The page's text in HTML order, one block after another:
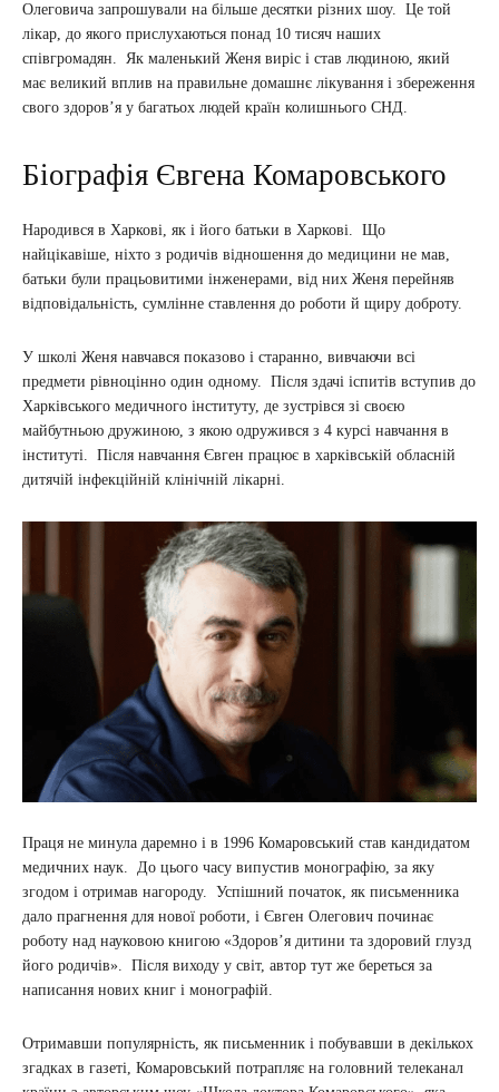
Олеговича запрошували на більше десятки різних шоу. Це той
лікар, до якого прислухаються понад 10 тисяч наших
співгромадян. Як маленький Женя виріс і став людиною, який
має великий вплив на правильне домашнє лікування і збереження
свого здоров’я у багатьох людей країн колишнього СНД.
Біографія Євгена Комаровського
Народився в Харкові, як і його батьки в Харкові. Що
найцікавіше, ніхто з родичів відношення до медицини не мав,
батьки були працьовитими інженерами, від них Женя перейняв
відповідальність, сумлінне ставлення до роботи й щиру доброту.
У школі Женя навчався показово і старанно, вивчаючи всі
предмети рівноцінно один одному. Після здачі іспитів вступив до
Харківського медичного інституту, де зустрівся зі своєю
майбутньою дружиною, з якою одружився з 4 курсі навчання в
інституті. Після навчання Євген працює в харківській обласній
дитячій інфекційній клінічній лікарні.
Праця не минула даремно і в 1996 Комаровський став кандидатом
медичних наук. До цього часу випустив монографію, за яку
згодом і отримав нагороду. Успішний початок, як письменника
дало прагнення для нової роботи, і Євген Олегович починає
роботу над науковою книгою «Здоров’я дитини та здоровий глузд
його родичів». Після виходу у світ, автор тут же береться за
написання нових книг і монографій.
Отримавши популярність, як письменник і побувавши в декількох
згадках в газеті, Комаровський потрапляє на головний телеканал